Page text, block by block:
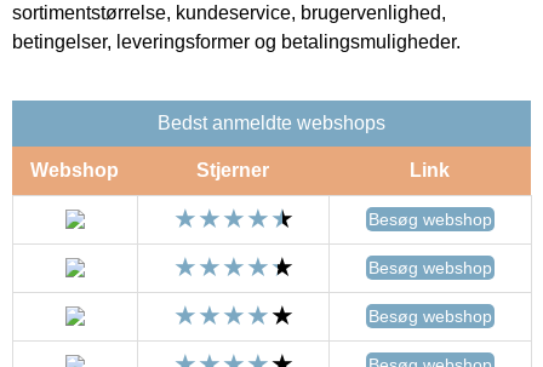
sortimentstørrelse, kundeservice, brugervenlighed,
betingelser, leveringsformer og betalingsmuligheder.
Bedst anmeldte webshops
Webshop Stjerner Link
Besøg webshop
Besøg webshop
Besøg webshop